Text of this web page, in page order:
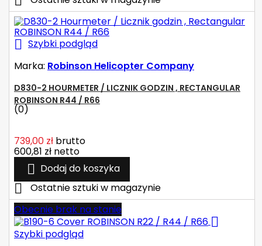
 Szybki podgląd
Marka: Robinson Helicopter Company
D830-2 HOURMETER / LICZNIK GODZIN , RECTANGULAR
ROBINSON R44 / R66
(0)
739,00 zł brutto
600,81 zł netto
 Dodaj do koszyka

Ostatnie sztuki w magazynie
Obecnie brak na stanie

Szybki podgląd